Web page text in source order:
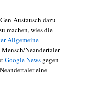
Austausch dazu
machen, wies die
Allgemeine
Neandertaler-
Google News gegen
eine